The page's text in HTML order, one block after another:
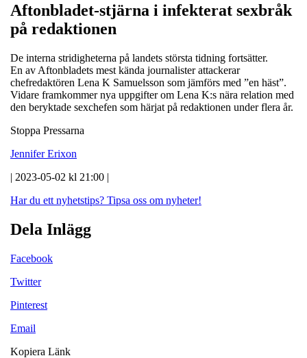
Aftonbladet-stjärna i infekterat sexbråk
på redaktionen
De interna stridigheterna på landets största tidning fortsätter.
En av Aftonbladets mest kända journalister attackerar
chefredaktören Lena K Samuelsson som jämförs med ”en häst”.
Vidare framkommer nya uppgifter om Lena K:s nära relation med
den beryktade sexchefen som härjat på redaktionen under flera år.
Stoppa Pressarna
Jennifer Erixon
| 2023-05-02 kl 21:00 |
Har du ett nyhetstips? Tipsa oss om nyheter!
Dela Inlägg
Facebook
Twitter
Pinterest
Email
Kopiera Länk